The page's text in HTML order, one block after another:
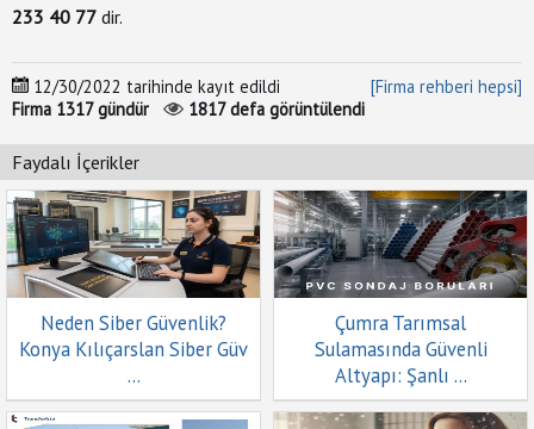
Ekle
233 40 77 dir.
[Firma rehberi hepsi]
12/30/2022 tarihinde kayıt edildi
Firma 1317gündür 1817defa görüntülendi
Faydalı İçerikler
Neden Siber Güvenlik?
Konya Kılıçarslan Siber Güv
...
Çumra Tarımsal
Sulamasında Güvenli
Altyapı: Şanlı ...